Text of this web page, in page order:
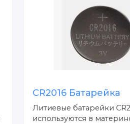
CR2016 Батарейка
Литиевые батарейки
используются в